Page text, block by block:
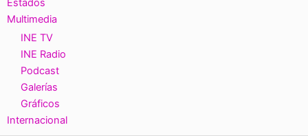
Estados
Multimedia
INE TV
INE Radio
Podcast
Galerías
Gráficos
Internacional